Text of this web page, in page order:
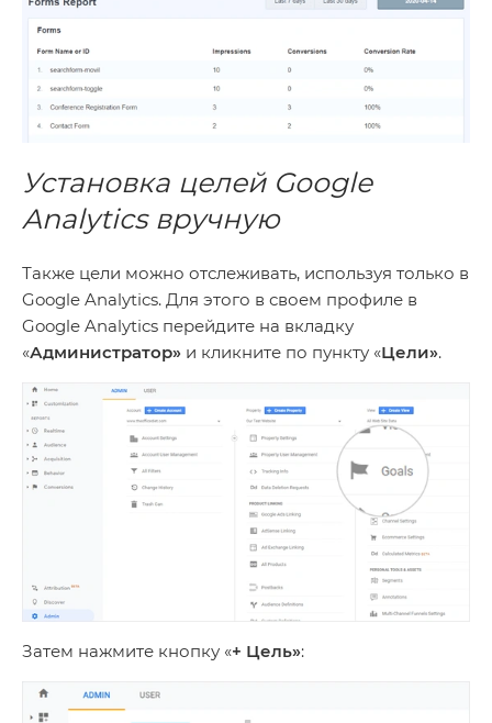
Установка целей Google
Analytics вручную
Также цели можно отслеживать, используя только в
Google Analytics. Для этого в своем профиле в
Google Analytics перейдите на вкладку
«Администратор» и кликните по пункту «Цели».
Затем нажмите кнопку «+ Цель»: